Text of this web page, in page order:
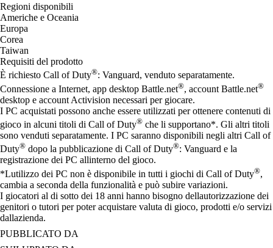
Regioni disponibili
Americhe e Oceania
Europa
Corea
Taiwan
Requisiti del prodotto
È richiesto Call of Duty®: Vanguard, venduto separatamente.
Connessione a Internet, app desktop Battle.net®, account Battle.net®
desktop e account Activision necessari per giocare.
I PC acquistati possono anche essere utilizzati per ottenere contenuti di
gioco in alcuni titoli di Call of Duty® che li supportano*. Gli altri titoli
sono venduti separatamente. I PC saranno disponibili negli altri Call of
Duty® dopo la pubblicazione di Call of Duty®: Vanguard e la
registrazione dei PC allinterno del gioco.
*Lutilizzo dei PC non è disponibile in tutti i giochi di Call of Duty®,
cambia a seconda della funzionalità e può subire variazioni.
I giocatori al di sotto dei 18 anni hanno bisogno dellautorizzazione dei
genitori o tutori per poter acquistare valuta di gioco, prodotti e/o servizi
dallazienda.
PUBBLICATO DA